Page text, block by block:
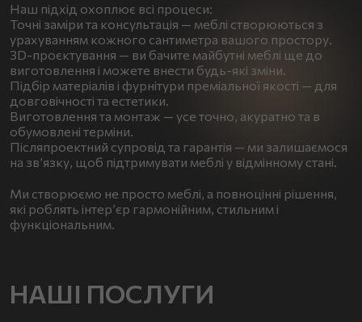
Наш підхід охоплює всі процеси:
Точні заміри та консультація — меблі створюються з
урахуванням кожного сантиметра вашого простору.
3D-проєктування — ви бачите майбутні меблі ще до
виготовлення і можете внести будь-які зміни.
Підбір матеріалів і фурнітури преміальної якості — для
довговічності та естетики.
Виготовлення та монтаж — усе точно, акуратно та в
обумовлені терміни.
Післяпроектний супровід та гарантія — ми залишаємося
на зв’язку, щоб підтримувати меблі у відмінному стані.
Ми створюємо не просто меблі, а повноцінні рішення,
які роблять інтер’єр гармонійним, стильним і
функціональним.
НАШІ ПОСЛУГИ